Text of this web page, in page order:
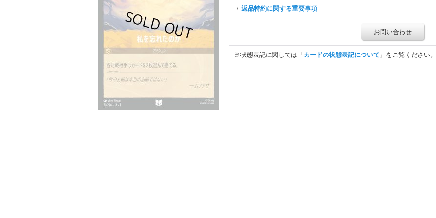
返品特約に関する重要事項
お問い合わせ
※状態表記に関しては「 カードの状態表記について 」をご覧ください。